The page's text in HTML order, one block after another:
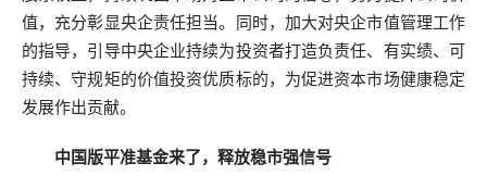
值，充分彰显央企责任担当。同时，加大对央企市值管理工作
的指导，引导中央企业持续为投资者打造负责任、有实绩、可
持续、守规矩的价值投资优质标的，为促进资本市场健康稳定
发展作出贡献。
中国版平准基金来了，释放稳市强信号